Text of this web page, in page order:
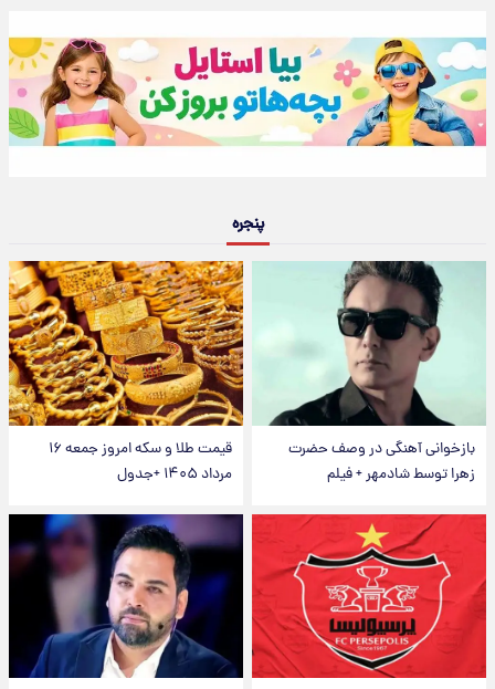
پنجره
بازخوانی آهنگی در وصف حضرت
زهرا توسط شادمهر + فیلم
قیمت طلا و سکه امروز جمعه ۱۶
مرداد ۱۴۰۵ +جدول